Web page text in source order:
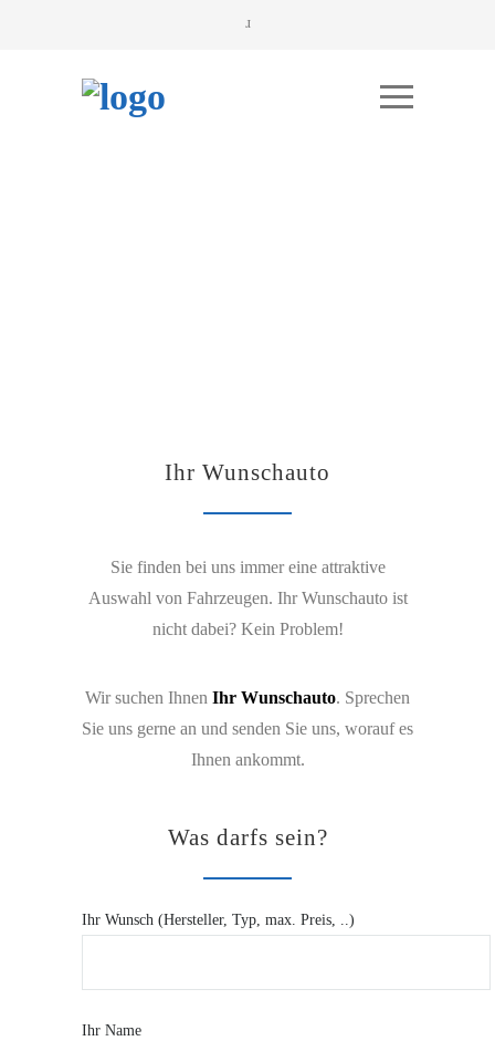
Ihr Wunschauto
Sie finden bei uns immer eine attraktive
Auswahl von Fahrzeugen. Ihr Wunschauto ist
nicht dabei? Kein Problem!
Wir suchen Ihnen Ihr Wunschauto. Sprechen
Sie uns gerne an und senden Sie uns, worauf es
Ihnen ankommt.
Was darfs sein?
Ihr Wunsch (Hersteller, Typ, max. Preis, ..)
Ihr Name